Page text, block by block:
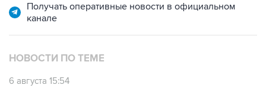
Получать оперативные новости в официальном
канале
НОВОСТИ ПО ТЕМЕ
6 августа 15:54